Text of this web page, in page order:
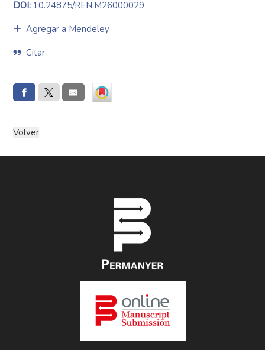
DOI: 10.24875/REN.M26000029
Agregar a Mendeley
Citar